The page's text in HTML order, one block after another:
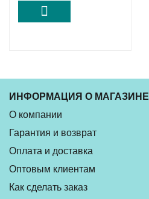
ИНФОРМАЦИЯ О МАГАЗИНЕ
О компании
Гарантия и возврат
Оплата и доставка
Оптовым клиентам
Как сделать заказ